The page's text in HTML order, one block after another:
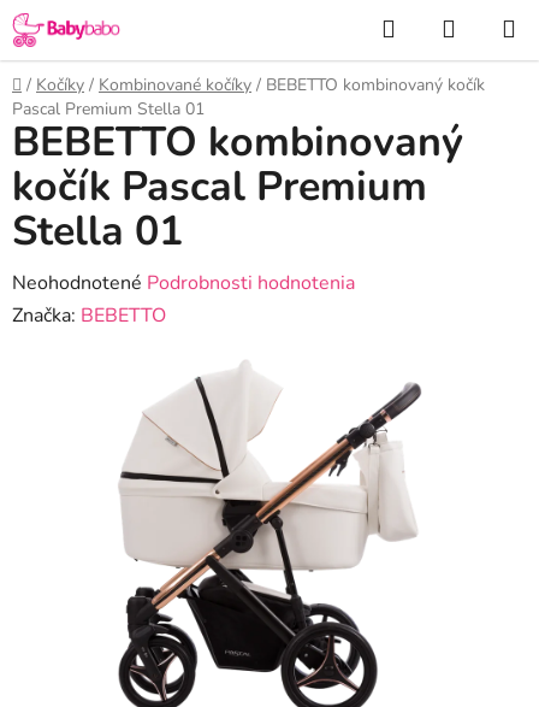
Prejsť
na
obsah
Hľadať
KOŠÍK
Domov
/ Kočíky / Kombinované kočíky / BEBETTO kombinovaný kočík
Pascal Premium Stella 01
BEBETTO kombinovaný
kočík Pascal Premium
Stella 01
Priemerné
hodnotenie
Neohodnotené Podrobnosti hodnotenia
Značka: BEBETTO